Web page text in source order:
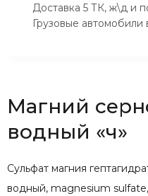
Доставка 5 ТК, ж\д и
Грузовые автомобили
Магний
водный «ч»
Сульфат магния
водный, magnesium sulfate,